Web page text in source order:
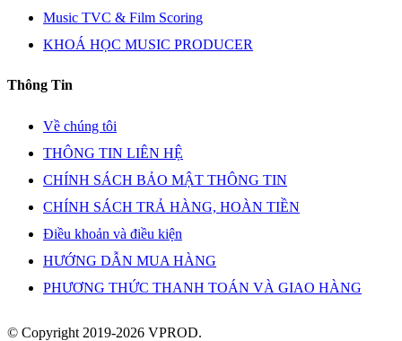
Music TVC & Film Scoring
KHOÁ HỌC MUSIC PRODUCER
Thông Tin
Về chúng tôi
THÔNG TIN LIÊN HỆ
CHÍNH SÁCH BẢO MẬT THÔNG TIN
CHÍNH SÁCH TRẢ HÀNG, HOÀN TIỀN
Điều khoản và điều kiện
HƯỚNG DẪN MUA HÀNG
PHƯƠNG THỨC THANH TOÁN VÀ GIAO HÀNG
© Copyright 2019-2026 VPROD.